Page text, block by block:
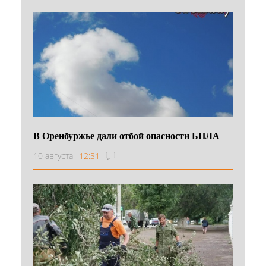
В Оренбуржье дали отбой опасности БПЛА
10 августа 12:31